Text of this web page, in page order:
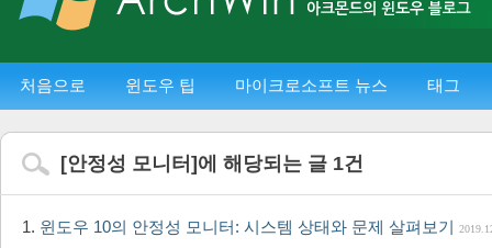
처음으로 윈도우 팁 마이크로소프트 뉴스 태그
[안정성 모니터 ]에 해당되는 글 1건
윈도우 10의 안정성 모니터: 시스템 상태와 문제 살펴보기